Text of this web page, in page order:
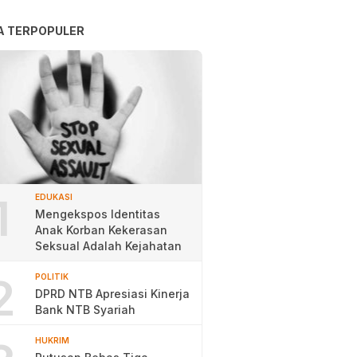
TERPOPULER
EDUKASI
Mengekspos Identitas
Anak Korban Kekerasan
Seksual Adalah Kejahatan
POLITIK
DPRD NTB Apresiasi Kinerja
Bank NTB Syariah
HUKRIM